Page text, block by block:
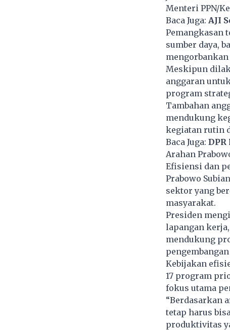
Menteri PPN/
Baca Juga: AJI
Pemangkasan
sumber daya,
Meskipun
anggaran
program
Tambahan
mendukung
kegiatan rutin
Baca Juga:
Arahan
Efisiensi dan
Prabowo
sektor yang
masyarakat.
Presiden
lapangan
mendukung
Kebijakan
17 program
fokus utama
“Berdasarkan
tetap harus
produktivitas